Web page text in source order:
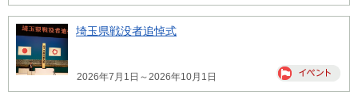
埼玉県戦没者追悼式
2026年7月1日～2026年10月1日